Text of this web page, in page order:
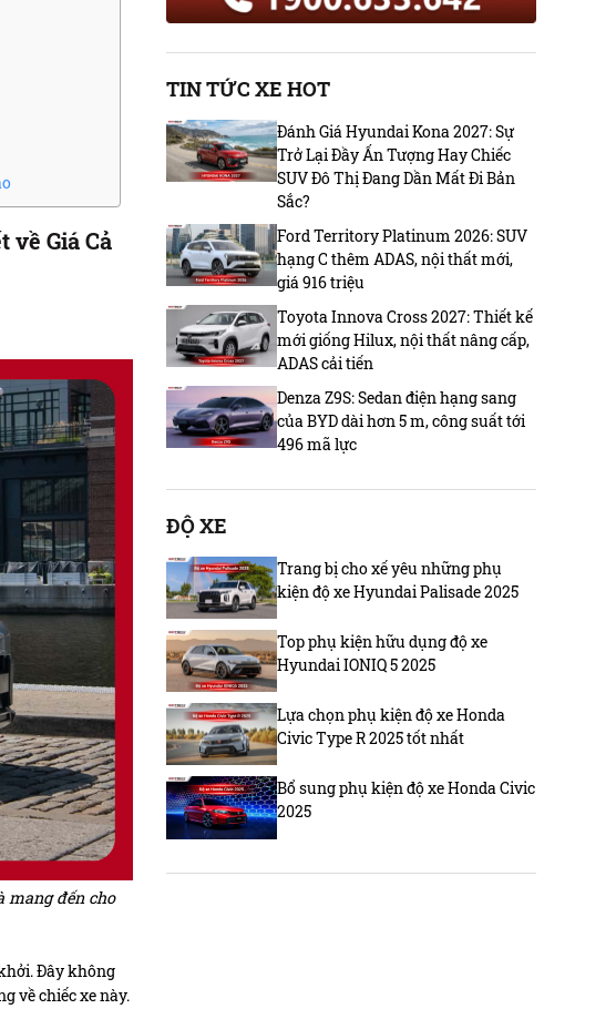
Giá Cả
mang đến cho
Đây không
về chiếc xe này.
TIN TỨC XE HOT
Đánh Giá Hyundai Kona 2027: Sự
Trở Lại Đầy Ấn Tượng Hay Chiếc
SUV Đô Thị Đang Dần Mất Đi Bản
Sắc?
Ford Territory Platinum 2026: SUV
hạng C thêm ADAS, nội thất mới,
giá 916 triệu
Toyota Innova Cross 2027: Thiết kế
mới giống Hilux, nội thất nâng cấp,
ADAS cải tiến
Denza Z9S: Sedan điện hạng sang
của BYD dài hơn 5 m, công suất tới
496 mã lực
ĐỘ XE
Trang bị cho xế yêu những phụ
kiện độ xe Hyundai Palisade 2025
Top phụ kiện hữu dụng độ xe
Hyundai IONIQ 5 2025
Lựa chọn phụ kiện độ xe Honda
Civic Type R 2025 tốt nhất
Bổ sung phụ kiện độ xe Honda Civic
2025